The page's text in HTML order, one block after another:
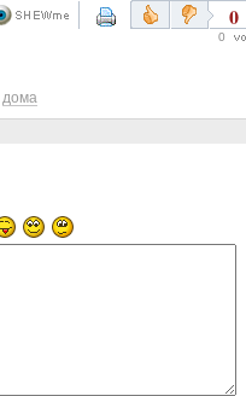
0
0
дома